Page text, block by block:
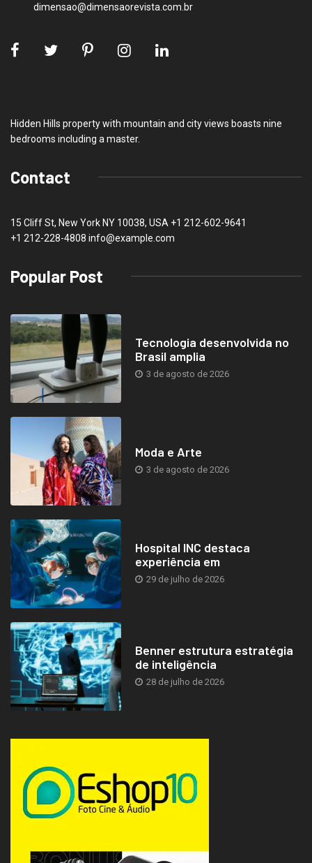
dimensao@dimensaorevista.com.br
Hidden Hills property with mountain and city views boasts nine
bedrooms including a master.
Contact
15 Cliff St, New York NY 10038, USA +1 212-602-9641
+1 212-228-4808 info@example.com
Popular Post
Tecnologia desenvolvida no
Brasil amplia
3 de agosto de 2026
Moda e Arte
3 de agosto de 2026
Hospital INC destaca
experiência em
29 de julho de 2026
Benner estrutura estratégia
de inteligência
28 de julho de 2026